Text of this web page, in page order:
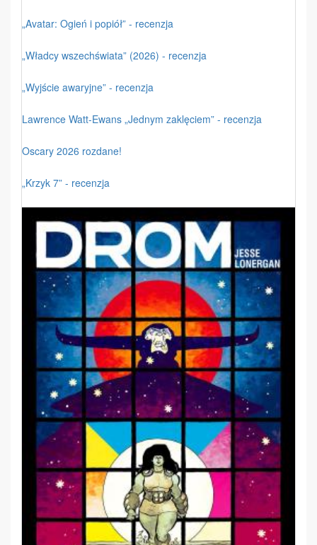
„Avatar: Ogień i popiół” - recenzja
„Władcy wszechświata” (2026) - recenzja
„Wyjście awaryjne” - recenzja
Lawrence Watt-Ewans „Jednym zaklęciem” - recenzja
Oscary 2026 rozdane!
„Krzyk 7” - recenzja